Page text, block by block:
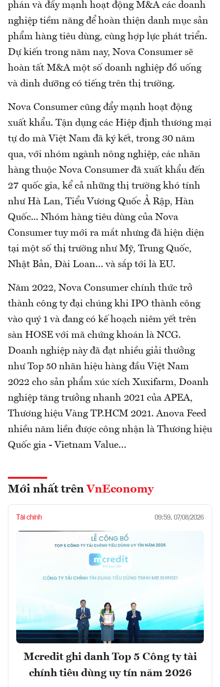
phán và đẩy mạnh hoạt động M&A các doanh
nghiệp tiềm năng để hoàn thiện danh mục sản
phẩm hàng tiêu dùng, cùng hợp lực phát triển.
Dự kiến trong năm nay, Nova Consumer sẽ
hoàn tất M&A một số doanh nghiệp đồ uống
và dinh dưỡng có tiếng trên thị trường.
Nova Consumer cũng đẩy mạnh hoạt động
xuất khẩu. Tận dụng các Hiệp định thương mại
tự do mà Việt Nam đã ký kết, trong 30 năm
qua, với nhóm ngành nông nghiệp, các nhãn
hàng thuộc Nova Consumer đã xuất khẩu đến
27 quốc gia, kể cả những thị trường khó tính
như Hà Lan, Tiểu Vương Quốc Ả Rập, Hàn
Quốc... Nhóm hàng tiêu dùng của Nova
Consumer tuy mới ra mắt nhưng đã hiện diện
tại một số thị trường như Mỹ, Trung Quốc,
Nhật Bản, Đài Loan… và sắp tới là EU.
Năm 2022, Nova Consumer chính thức trở
thành công ty đại chúng khi IPO thành công
vào quý 1 và đang có kế hoạch niêm yết trên
sàn HOSE với mã chứng khoán là NCG.
Doanh nghiệp này đã đạt nhiều giải thưởng
như Top 50 nhãn hiệu hàng đầu Việt Nam
2022 cho sản phẩm xúc xích Xuxifarm, Doanh
nghiệp tăng trưởng nhanh 2021 của APEA,
Thương hiệu Vàng TP.HCM 2021. Anova Feed
nhiều năm liền được công nhận là Thương hiệu
Quốc gia - Vietnam Value…
Mới nhất trên VnEconomy
Tài chính 09:59, 07/08/2026
Mcredit ghi danh Top 5 Công ty tài
chính tiêu dùng uy tín năm 2026